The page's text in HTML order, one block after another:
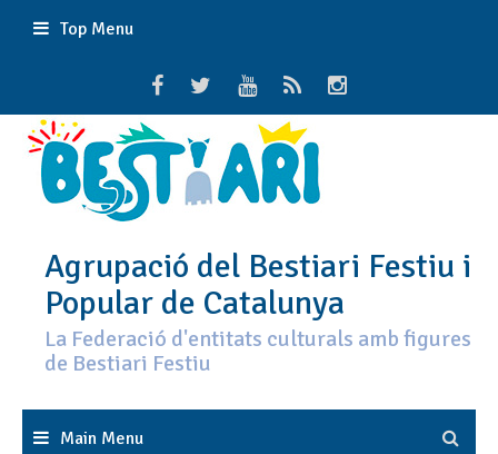
Top Menu
Agrupació del Bestiari Festiu i
Popular de Catalunya
La Federació d'entitats culturals amb figures
de Bestiari Festiu
Main Menu